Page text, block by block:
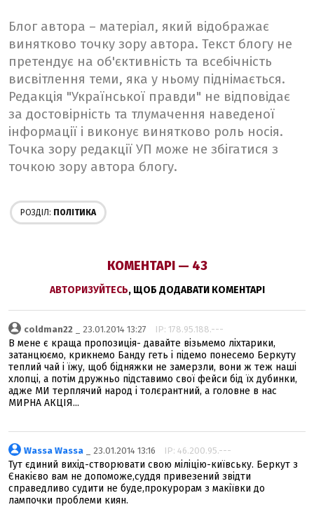
Блог автора – матеріал, який відображає
винятково точку зору автора. Текст блогу не
претендує на об'єктивність та всебічність
висвітлення теми, яка у ньому піднімається.
Редакція "Української правди" не відповідає
за достовірність та тлумачення наведеної
інформації і виконує винятково роль носія.
Точка зору редакції УП може не збігатися з
точкою зору автора блогу.
РОЗДІЛ: ПОЛІТИКА
КОМЕНТАРІ — 43
АВТОРИЗУЙТЕСЬ, ЩОБ ДОДАВАТИ КОМЕНТАРІ
coldman22 _ 23.01.2014 13:27 IP: 178.95.188.---
В мене є краща пропозиція- давайте візьмемо ліхтарики,
затанцюємо, крикнемо Банду геть і підемо понесемо Беркуту
теплий чай і їжу, щоб бідняжки не замерзли, вони ж теж наші
хлопці, а потім дружньо підставимо свої фейси бід їх дубинки,
адже МИ терплячий народ і толєрантний, а головне в нас
МИРНА АКЦІЯ...
Wassa Wassa _ 23.01.2014 13:16 IP: 46.200.95.---
Тут єдиний вихід-створювати свою міліцію-київську. Беркут з
Єнакієво вам не допоможе,суддя привезений звідти
справедливо судити не буде,прокурорам з макіївки до
лампочки проблеми киян.